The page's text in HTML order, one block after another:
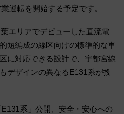
運転を開始する予定です。
エリアでデビューした直流電
短編成の線区向けの標準的な車
に対応できる設計で、宇都宮線
デザインの異なるE131系が投
E131系」公開、安全・安心への